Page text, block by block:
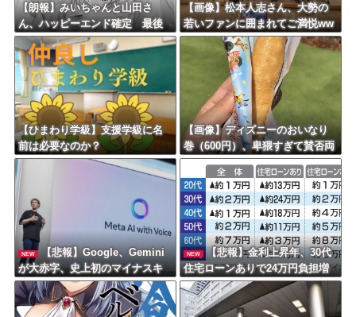
【朗報】みいちゃんと山田さ
ん、ハッピーエンド確定 最後
はママに埋葬される
【画像】松本人志さん、大勢の
若いファンに囲まれてご満悦ww
wwwwwwwwwwww
【ひまわり学級】支援学級に名
前は必要なのか？
【画像】ディズニーのおいなり
巻（600円）、卑猥すぎて賛否両
論ｗｗｗｗｗｗｗｗｗ
NEW
【悲報】Google、Gemini
が大赤字、史上初のマイナスキ
ャッシュフローに陥る・・・
NEW
【悲報】金利上昇年、30代
住宅ローンありで24万円負担増
ｗｗｗｗｗｗｗｗｗｗｗｗ